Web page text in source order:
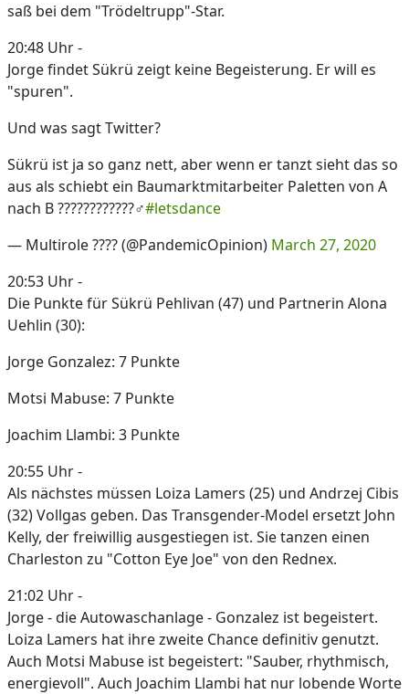
saß bei dem "Trödeltrupp"-Star.
20:48 Uhr -
Jorge findet Sükrü zeigt keine Begeisterung. Er will es
"spuren".
Und was sagt Twitter?
Sükrü ist ja so ganz nett, aber wenn er tanzt sieht das so
aus als schiebt ein Baumarktmitarbeiter Paletten von A
nach B ????????????‍♂️#letsdance
— Multirole ???? (@PandemicOpinion) March 27, 2020
20:53 Uhr -
Die Punkte für Sükrü Pehlivan (47) und Partnerin Alona
Uehlin (30):
Jorge Gonzalez: 7 Punkte
Motsi Mabuse: 7 Punkte
Joachim Llambi: 3 Punkte
20:55 Uhr -
Als nächstes müssen Loiza Lamers (25) und Andrzej Cibis
(32) Vollgas geben. Das Transgender-Model ersetzt John
Kelly, der freiwillig ausgestiegen ist. Sie tanzen einen
Charleston zu "Cotton Eye Joe" von den Rednex.
21:02 Uhr -
Jorge - die Autowaschanlage - Gonzalez ist begeistert.
Loiza Lamers hat ihre zweite Chance definitiv genutzt.
Auch Motsi Mabuse ist begeistert: "Sauber, rhythmisch,
energievoll". Auch Joachim Llambi hat nur lobende Worte